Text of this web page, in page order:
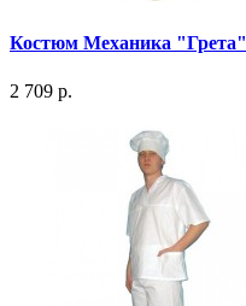
Костюм Механика
2 709 р.